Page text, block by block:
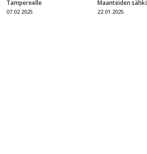
Tampereelle
07.02.2025
Maanteiden
22.01.2025